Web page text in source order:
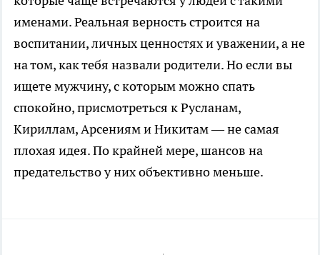
именами. Реальная верность строится на
воспитании, личных ценностях и уважении, а не
на том, как тебя назвали родители. Но если вы
ищете мужчину, с которым можно спать
спокойно, присмотреться к Русланам,
Кириллам, Арсениям и Никитам — не самая
плохая идея. По крайней мере, шансов на
предательство у них объективно меньше.